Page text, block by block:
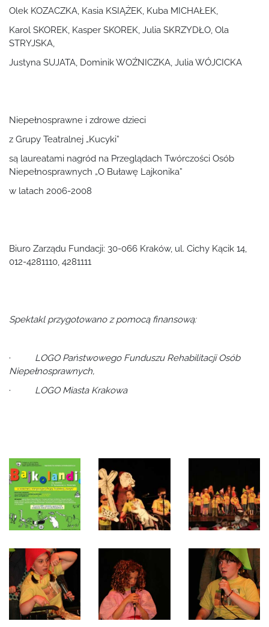
Olek KOZACZKA, Kasia KSIĄŻEK, Kuba MICHAŁEK,
Karol SKOREK, Kasper SKOREK, Julia SKRZYDŁO, Ola
STRYJSKA,
Justyna SUJATA, Dominik WOŹNICZKA, Julia WÓJCICKA
Niepełnosprawne i zdrowe dzieci
z Grupy Teatralnej „Kucyki”
są laureatami nagród na Przeglądach Twórczości Osób
Niepełnosprawnych „O Buławę Lajkonika”
w latach 2006-2008
Biuro Zarządu Fundacji: 30-066 Kraków, ul. Cichy Kącik 14,
012-4281110, 4281111
Spektakl przygotowano z pomocą finansową:
·
LOGO Państwowego Funduszu Rehabilitacji Osób
Niepełnosprawnych,
·
LOGO Miasta Krakowa